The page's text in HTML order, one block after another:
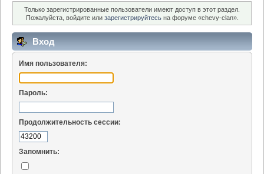
Только зарегистрированные пользователи имеют доступ в этот раздел.
Пожалуйста, войдите или зарегистрируйтесьна форуме «chevy-clan».
Вход
Имя пользователя:
Пароль:
Продолжительность сессии:
Запомнить: